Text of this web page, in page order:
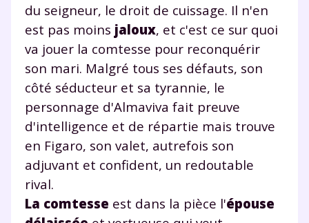
du seigneur, le droit de cuissage. Il n'en
est pas moins jaloux, et c'est ce sur quoi
va jouer la comtesse pour reconquérir
son mari. Malgré tous ses défauts, son
côté séducteur et sa tyrannie, le
personnage d'Almaviva fait preuve
d'intelligence et de répartie mais trouve
en Figaro, son valet, autrefois son
adjuvant et confident, un redoutable
rival.
La comtesse est dans la pièce l'épouse
TESTER GRATUITEMENT
* Votre code d'accès sera envoyé à cette adresse e-mail. En
renseignant votre e-mail, vous consentez à ce que vos
données à caractère personnel soient traitées par SEJER, sous
la marque myMaxicours, afin que SEJER puisse vous donner
accès au service de soutien scolaire pendant 24h. Pour en
savoir plus sur la gestion de vos données personnelles et
pour exercer vos droits, vous pouvez consulter
notre
charte.
J’accepte de recevoir les actualités et des
communications de la part de